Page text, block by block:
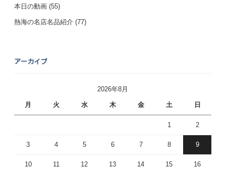
本日の動画 (55)
熱海の名店名品紹介 (77)
アーカイブ
2026年8月
月 火 水 木 金 土 日
1 2
3 4 5 6 7 8 9
10 11 12 13 14 15 16